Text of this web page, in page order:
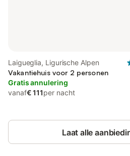
Laigueglia, Ligurische Alpen
Vakantiehuis voor 2 personen
Gratis annulering
vanaf€ 111per nacht
Laat alle